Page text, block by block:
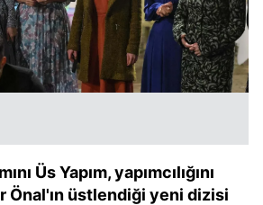
Üs Yapım, yapımcılığını
Önal'ın üstlendiği yeni dizisi